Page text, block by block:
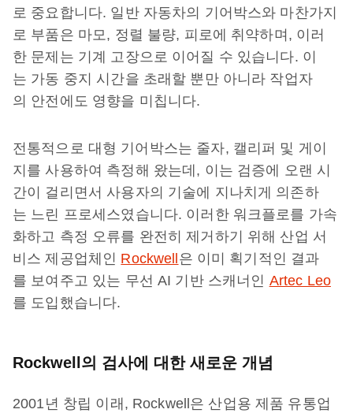
로 중요합니다. 일반 자동차의 기어박스와 마찬가지
로 부품은 마모, 정렬 불량, 피로에 취약하며, 이러
한 문제는 기계 고장으로 이어질 수 있습니다. 이
는 가동 중지 시간을 초래할 뿐만 아니라 작업자
의 안전에도 영향을 미칩니다.
전통적으로 대형 기어박스는 줄자, 캘리퍼 및 게이
지를 사용하여 측정해 왔는데, 이는 검증에 오랜 시
간이 걸리면서 사용자의 기술에 지나치게 의존하
는 느린 프로세스였습니다. 이러한 워크플로를 가속
화하고 측정 오류를 완전히 제거하기 위해 산업 서
비스 제공업체인 Rockwell 은 이미 획기적인 결과
를 보여주고 있는 무선 AI 기반 스캐너인 Artec Leo
를 도입했습니다.
Rockwell의 검사에 대한 새로운 개념
2001년 창립 이래, Rockwell은 산업용 제품 유통업